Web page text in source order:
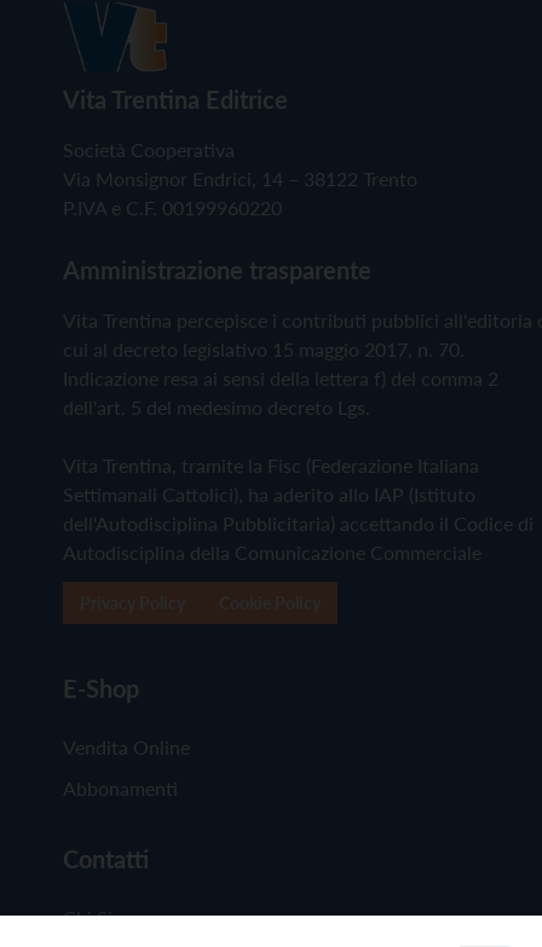
Vita Trentina Editrice
Società Cooperativa
Via Monsignor Endrici, 14 – 38122 Trento
P.IVA e C.F. 00199960220
Amministrazione trasparente
Vita Trentina percepisce i contributi pubblici all'editoria
cui al decreto legislativo 15 maggio 2017, n. 70.
Indicazione resa ai sensi della lettera f) del comma 2
dell'art. 5 del medesimo decreto Lgs.
Vita Trentina, tramite la Fisc (Federazione Italiana
Settimanali Cattolici), ha aderito allo IAP (Istituto
dell'Autodisciplina Pubblicitaria) accettando il Codice di
Autodisciplina della Comunicazione Commerciale
E-Shop
Vendita Online
Abbonamenti
Contatti
Chi Siamo